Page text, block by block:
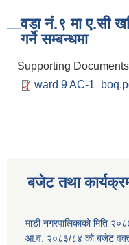
वडा नं.९ मा ए.सी
गर्ने सम्बन्धमा
Supporting
ward 9 AC-
बजेट तथा
माडी नगरपालिकाको मिति
आ.व. २०८३/८४ को बजेट